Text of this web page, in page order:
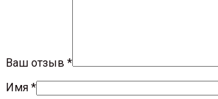
Ваш отзыв *
Имя *